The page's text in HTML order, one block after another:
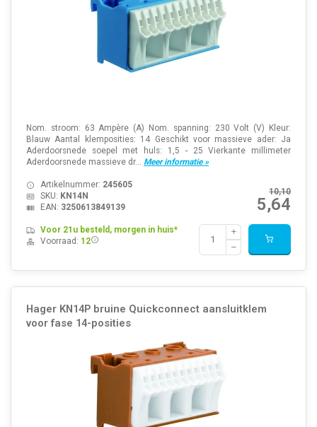
Nom. stroom: 63 Ampère (A) Nom. spanning: 230 Volt (V) Kleur:
Blauw Aantal klemposities: 14 Geschikt voor massieve ader: Ja
Aderdoorsnede soepel met huls: 1,5 - 25 Vierkante millimeter
Aderdoorsnede massieve dr... Meer informatie »
10,10
5,64
Artikelnummer: 245605
SKU: KN14N
EAN: 3250613849139
Voor 21u besteld, morgen in huis*
Voorraad: 12
Hager KN14P bruine Quickconnect aansluitklem
voor fase 14-posities